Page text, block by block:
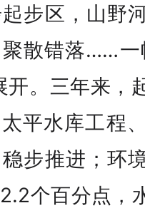
步区，山野
散错落……一
开。三年来，
平水库工程
步推进；环
个百分点，